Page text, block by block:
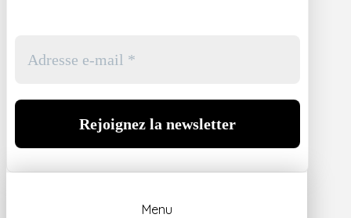
Menu